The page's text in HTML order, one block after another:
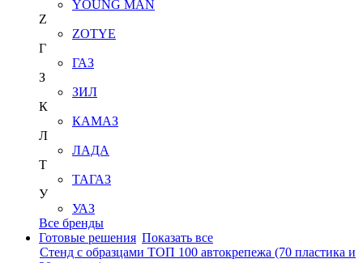
YOUNG MAN
Z
ZOTYE
Г
ГАЗ
З
ЗИЛ
К
КАМАЗ
Л
ЛАДА
Т
ТАГАЗ
У
УАЗ
Все бренды
Готовые решения Показать все
Стенд с образцами ТОП 100 автокрепежа (70 пластика и